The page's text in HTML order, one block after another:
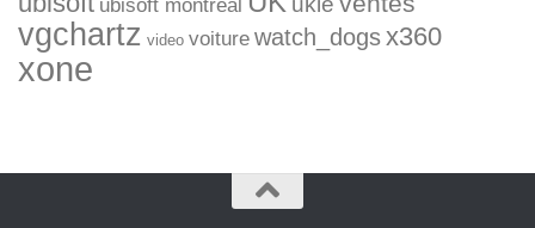
ubisoft montreal
vgchartz video voiture watch_dogsx360
xone